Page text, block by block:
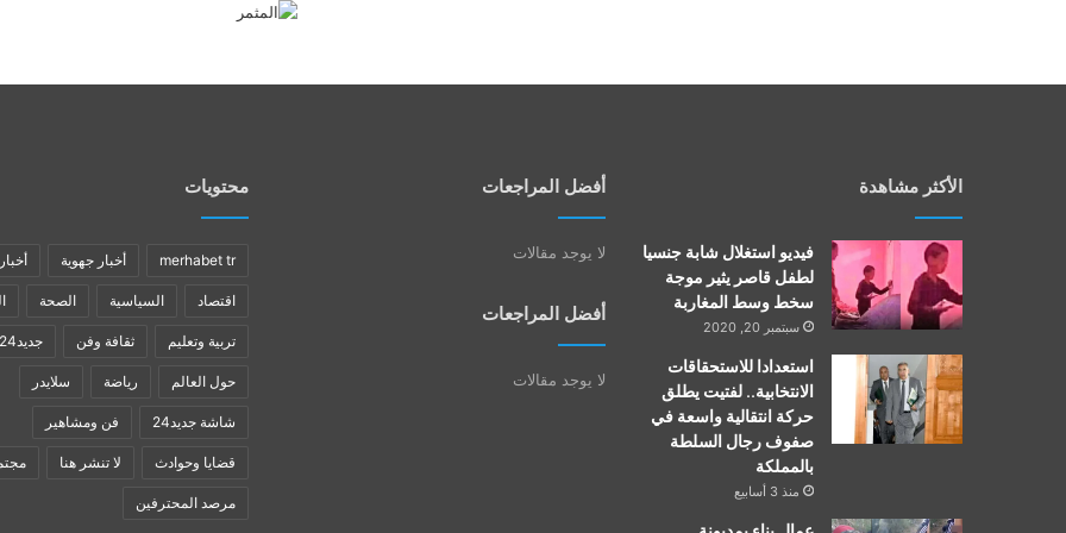
الأكثر مشاهدة
فيديو استغلال شابة جنسيا
لطفل قاصر يثير موجة
سخط وسط المغاربة
سبتمبر 20, 2020
استعدادا للاستحقاقات
الانتخابية.. لفتيت يطلق
حركة انتقالية واسعة في
صفوف رجال السلطة
بالمملكة
منذ 3 أسابيع
أفضل المراجعات
لا يوجد مقالات
أفضل المراجعات
لا يوجد مقالات
محتويات
merhabet tr أخبار جهوية
اقتصاد السياسية الصحة
تربية وتعليم ثقافة وفن جديد24
حول العالم رياضة سلايدر
شاشة جديد24 فن ومشاهير
قضايا وحوادث لا تنشر هنا
مرصد المحترفين